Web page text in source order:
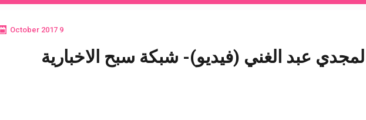
9 October 2017
عبد الغني (فيديو)- شبكة سبح الاخبارية